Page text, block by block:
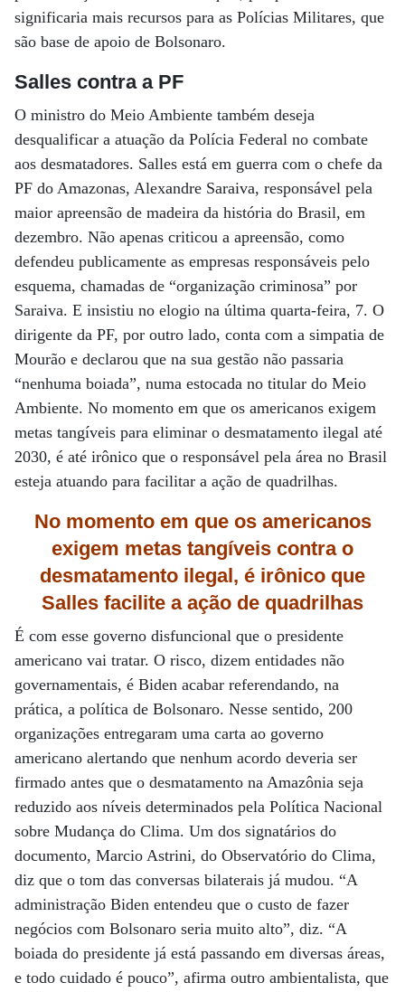
significaria mais recursos para as Polícias Militares, que
são base de apoio de Bolsonaro.
Salles contra a PF
O ministro do Meio Ambiente também deseja
desqualificar a atuação da Polícia Federal no combate
aos desmatadores. Salles está em guerra com o chefe da
PF do Amazonas, Alexandre Saraiva, responsável pela
maior apreensão de madeira da história do Brasil, em
dezembro. Não apenas criticou a apreensão, como
defendeu publicamente as empresas responsáveis pelo
esquema, chamadas de “organização criminosa” por
Saraiva. E insistiu no elogio na última quarta-feira, 7. O
dirigente da PF, por outro lado, conta com a simpatia de
Mourão e declarou que na sua gestão não passaria
“nenhuma boiada”, numa estocada no titular do Meio
Ambiente. No momento em que os americanos exigem
metas tangíveis para eliminar o desmatamento ilegal até
2030, é até irônico que o responsável pela área no Brasil
esteja atuando para facilitar a ação de quadrilhas.
No momento em que os americanos
exigem metas tangíveis contra o
desmatamento ilegal, é irônico que
Salles facilite a ação de quadrilhas
É com esse governo disfuncional que o presidente
americano vai tratar. O risco, dizem entidades não
governamentais, é Biden acabar referendando, na
prática, a política de Bolsonaro. Nesse sentido, 200
organizações entregaram uma carta ao governo
americano alertando que nenhum acordo deveria ser
firmado antes que o desmatamento na Amazônia seja
reduzido aos níveis determinados pela Política Nacional
sobre Mudança do Clima. Um dos signatários do
documento, Marcio Astrini, do Observatório do Clima,
diz que o tom das conversas bilaterais já mudou. “A
administração Biden entendeu que o custo de fazer
negócios com Bolsonaro seria muito alto”, diz. “A
boiada do presidente já está passando em diversas áreas,
e todo cuidado é pouco”, afirma outro ambientalista, que